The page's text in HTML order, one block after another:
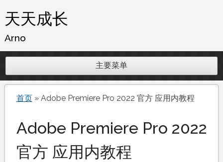
跳
至
内
天天成长
Arno
主要菜单
首页» Adobe Premiere Pro 2022 官方 应用内教程
Adobe Premiere Pro 2022
官方 应用内教程